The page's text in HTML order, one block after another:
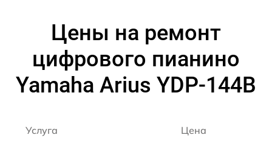
Цены на ремонт
цифрового пианино
Yamaha Arius YDP-144B
Услуга Цена